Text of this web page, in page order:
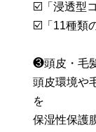
☑️「浸透型
☑️「11種類
❸頭皮・毛
頭皮環境や
を
保湿性保護